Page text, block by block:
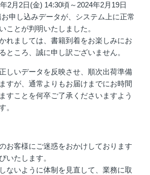
2月2日(金) 14:30頃～2024年2月19日
申し込みデータが、システム上に正常
ことが判明いたしました。
れましては、書籍到着をお楽しみにお
ところ、誠に申し訳ございません。
しいデータを反映させ、順次出荷準備
すが、通常よりもお届けまでにお時間
すことを何卒ご了承くださいますよう
。
お客様にご迷惑をおかけしております
いたします。
ないように体制を見直して、業務に取